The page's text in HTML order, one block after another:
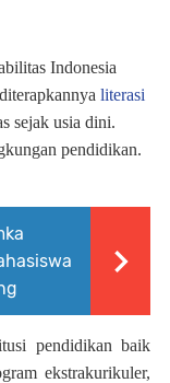
Indonesia
literasi
sejak usia dini.
pendidikan.
pendidikan baik
ekstrakurikuler,